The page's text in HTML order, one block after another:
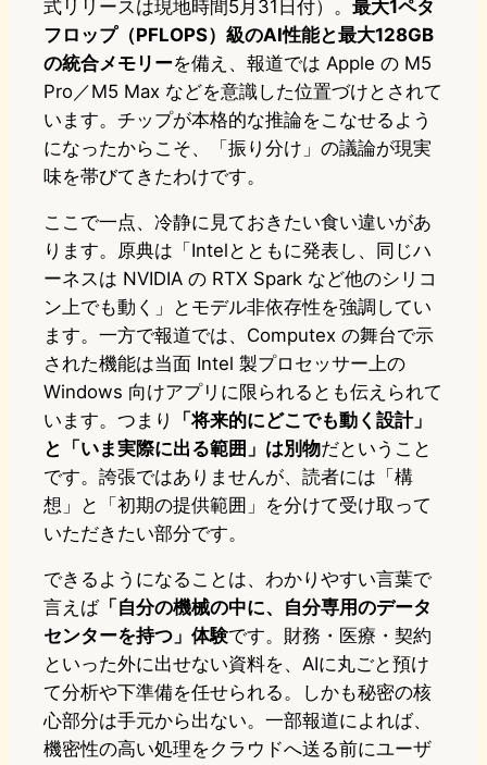
式リリースは現地時間5月31日付）。 最大1ペタ
フロップ（PFLOPS）級のAI性能と最大128GB
の統合メモリーを備え、報道では Apple の M5
Pro／M5 Max などを意識した位置づけとされて
います。チップが本格的な推論をこなせるよう
になったからこそ、「振り分け」の議論が現実
味を帯びてきたわけです。
ここで一点、冷静に見ておきたい食い違いがあ
ります。原典は「Intelとともに発表し、同じハ
ーネスは NVIDIA の RTX Spark など他のシリコ
ン上でも動く」とモデル非依存性を強調してい
ます。一方で報道では、Computex の舞台で示
された機能は当面 Intel 製プロセッサー上の
Windows 向けアプリに限られるとも伝えられて
います。つまり
「将来的にどこでも動く設計」
と「いま実際に出る範囲」は別物だということ
です。誇張ではありませんが、読者には「構
想」と「初期の提供範囲」を分けて受け取って
いただきたい部分です。
できるようになることは、わかりやすい言葉で
言えば「自分の機械の中に、自分専用のデータ
センターを持つ」体験です。財務・医療・契約
といった外に出せない資料を、AIに丸ごと預け
て分析や下準備を任せられる。しかも秘密の核
心部分は手元から出ない。一部報道によれば、
機密性の高い処理をクラウドへ送る前にユーザ